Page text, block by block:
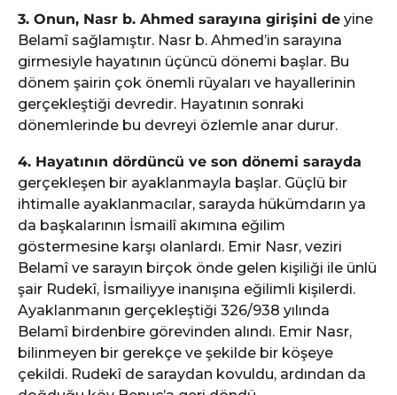
3. Onun, Nasr b. Ahmed sarayına girişini de yine
Belamî sağlamıştır. Nasr b. Ahmed’in sarayına
girmesiyle hayatının üçüncü dönemi başlar. Bu
dönem şairin çok önemli rüyaları ve hayallerinin
gerçekleştiği devredir. Hayatının sonraki
dönemlerinde bu devreyi özlemle anar durur.
4. Hayatının dördüncü ve son dönemi sarayda
gerçekleşen bir ayaklanmayla başlar. Güçlü bir
ihtimalle ayaklanmacılar, sarayda hükümdarın ya
da başkalarının İsmailî akımına eğilim
göstermesine karşı olanlardı. Emir Nasr, veziri
Belamî ve sarayın birçok önde gelen kişiliği ile ünlü
şair Rudekî, İsmailiyye inanışına eğilimli kişilerdi.
Ayaklanmanın gerçekleştiği 326/938 yılında
Belamî birdenbire görevinden alındı. Emir Nasr,
bilinmeyen bir gerekçe ve şekilde bir köşeye
çekildi. Rudekî de saraydan kovuldu, ardından da